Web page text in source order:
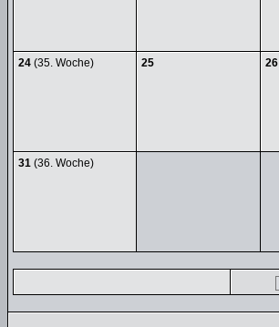
24 (35. Woche) 25 26
31 (36. Woche)